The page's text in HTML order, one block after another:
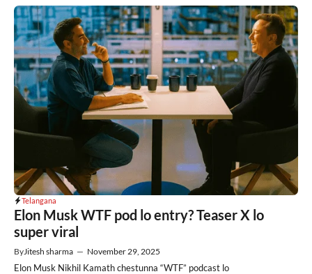
Telangana
Elon Musk WTF pod lo entry? Teaser X lo
super viral
ByJitesh sharma — November 29, 2025
Elon Musk Nikhil Kamath chestunna “WTF” podcast lo